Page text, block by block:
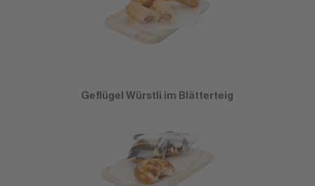
Geflügel Würstli im Blätterteig